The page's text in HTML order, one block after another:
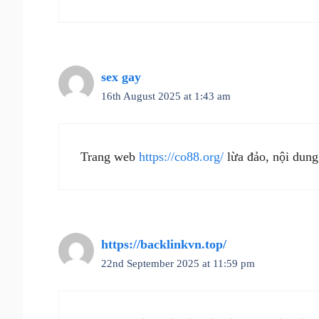
sex gay
16th August 2025 at 1:43 am
Trang web https://co88.org/ lừa đảo, nội
https://backlinkvn.top/
22nd September 2025 at 11:59 pm